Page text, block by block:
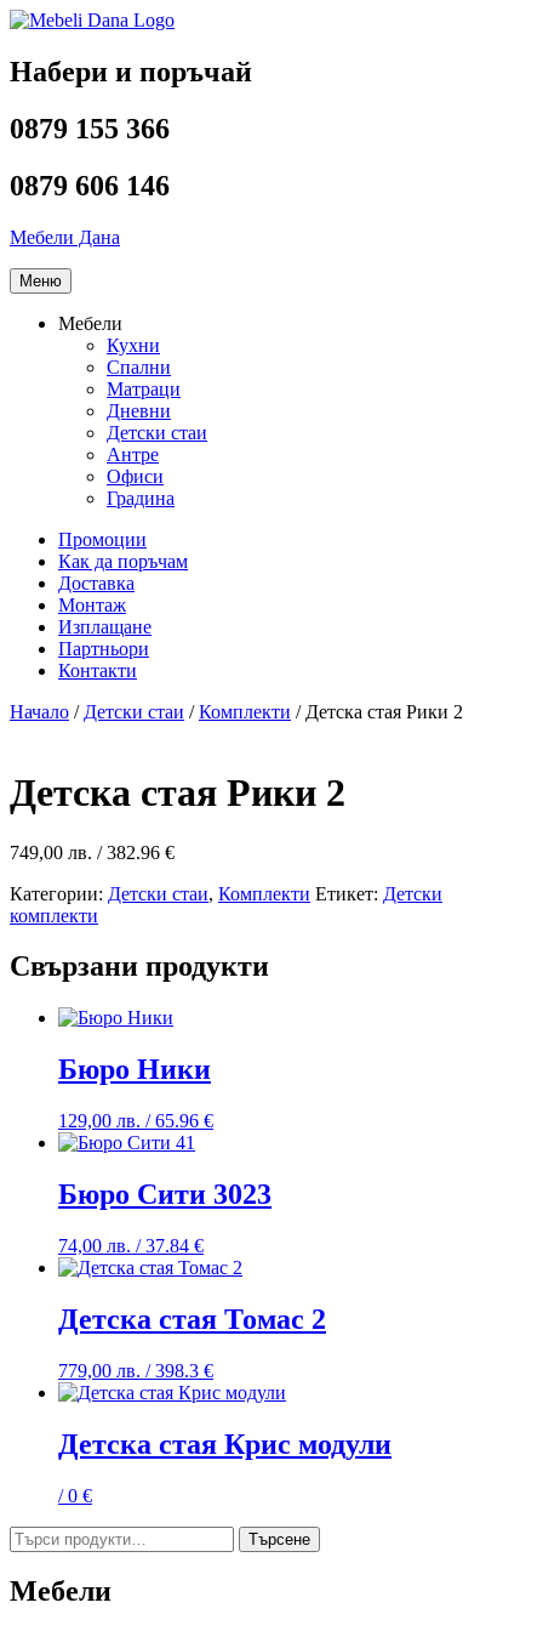
Напред
съдържанието
Набери и поръчай
0879 155 366
0879 606 146
Мебели Дана
Меню
Мебели
Кухни
Спални
Матраци
Дневни
Детски стаи
Антре
Офиси
Градина
Промоции
Как да поръчам
Доставка
Монтаж
Изплащане
Партньори
Контакти
Начало / Детски стаи /Комплекти / Детска стая Рики 2
Детска стая Рики 2
749,00 лв. / 382.96 €
Категории: Детски стаи, Комплекти Етикет: Детски
комплекти
Свързани продукти
Бюро Ники
129,00 лв. / 65.96 €
Бюро Сити 3023
74,00 лв. / 37.84 €
Детска стая Томас 2
779,00 лв. / 398.3 €
Детска стая Крис модули
/ 0 €
Търсене
за:
Търсене
Мебели